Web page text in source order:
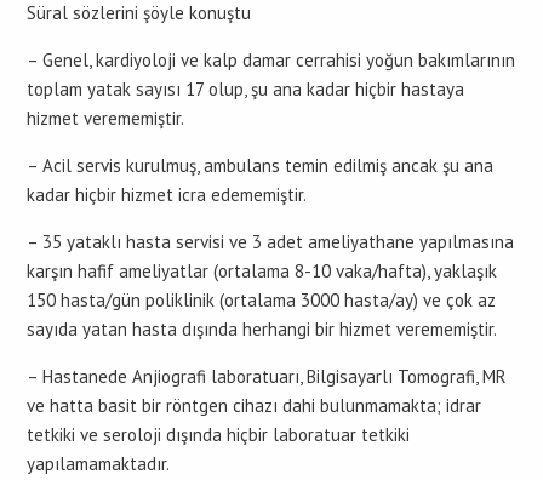
Süral sözlerini şöyle konuştu
– Genel, kardiyoloji ve kalp damar cerrahisi yoğun bakımlarının
toplam yatak sayısı 17 olup, şu ana kadar hiçbir hastaya
hizmet verememiştir.
– Acil servis kurulmuş, ambulans temin edilmiş ancak şu ana
kadar hiçbir hizmet icra edememiştir.
– 35 yataklı hasta servisi ve 3 adet ameliyathane yapılmasına
karşın hafif ameliyatlar (ortalama 8-10 vaka/hafta), yaklaşık
150 hasta/gün poliklinik (ortalama 3000 hasta/ay) ve çok az
sayıda yatan hasta dışında herhangi bir hizmet verememiştir.
– Hastanede Anjiografi laboratuarı, Bilgisayarlı Tomografi, MR
ve hatta basit bir röntgen cihazı dahi bulunmamakta; idrar
tetkiki ve seroloji dışında hiçbir laboratuar tetkiki
yapılamamaktadır.